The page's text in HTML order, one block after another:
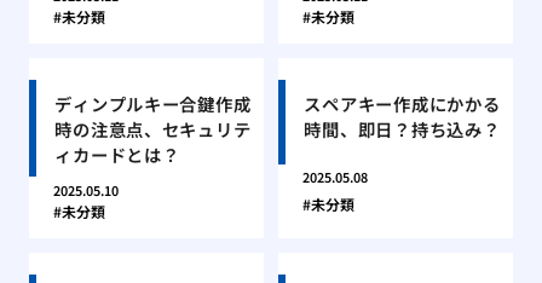
未分類 未分類
ディンプルキー合鍵作成
時の注意点、セキュリテ
ィカードとは？
2025.05.10
未分類
スペアキー作成にかかる
時間、即日？持ち込み？
2025.05.08
未分類